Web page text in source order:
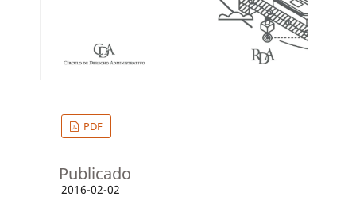
PDF
Publicado
2016-02-02